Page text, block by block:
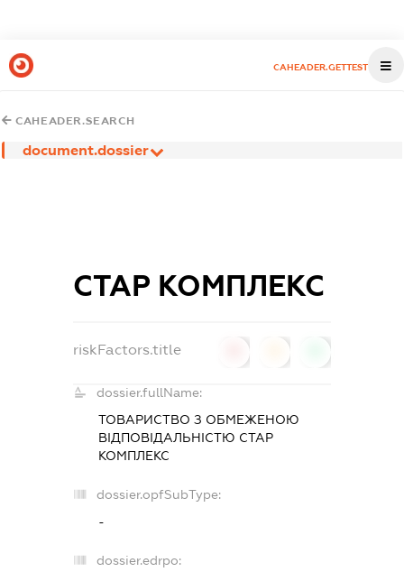
CAHEADER.GETTEST
CAHEADER.SEARCH
document.dossier
СТАР КОМПЛЕКС
riskFactors.title
dossier.fullName:
ТОВАРИСТВО З ОБМЕЖЕНОЮ
ВІДПОВІДАЛЬНІСТЮ СТАР
КОМПЛЕКС
dossier.opfSubType:
-
dossier.edrpo: